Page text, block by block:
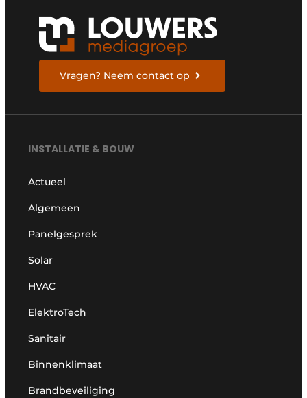
Vragen? Neem contact op
INSTALLATIE & BOUW
Actueel
Algemeen
Panelgesprek
Solar
HVAC
ElektroTech
Sanitair
Binnenklimaat
Brandbeveiliging